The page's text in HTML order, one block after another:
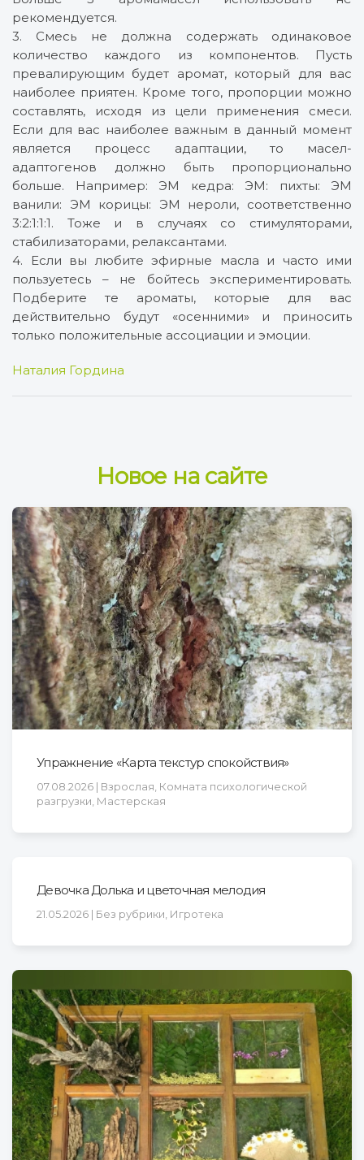
рекомендуется.
3. Смесь не должна содержать одинаковое
количество каждого из компонентов. Пусть
превалирующим будет аромат, который для вас
наиболее приятен. Кроме того, пропорции можно
составлять, исходя из цели применения смеси.
Если для вас наиболее важным в данный момент
является процесс адаптации, то масел-
адаптогенов должно быть пропорционально
больше. Например: ЭМ кедра: ЭМ: пихты: ЭМ
ванили: ЭМ корицы: ЭМ нероли, соответственно
3:2:1:1:1. Тоже и в случаях со стимуляторами,
стабилизаторами, релаксантами.
4. Если вы любите эфирные масла и часто ими
пользуетесь – не бойтесь экспериментировать.
Подберите те ароматы, которые для вас
действительно будут «осенними» и приносить
только положительные ассоциации и эмоции.
Наталия Гордина
Новое на сайте
Упражнение «Карта текстур спокойствия»
07.08.2026 | Взрослая, Комната психологической
разгрузки, Мастерская
Девочка Долька и цветочная мелодия
21.05.2026 | Без рубрики, Игротека